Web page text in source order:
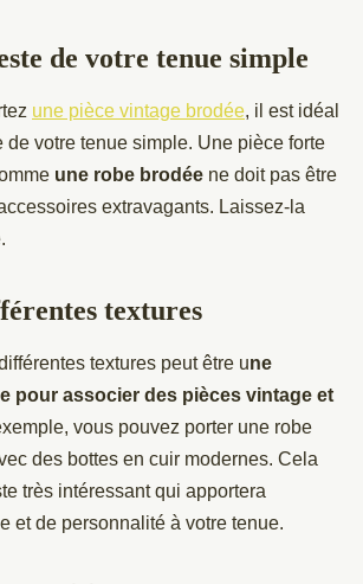
de votre tenue simple
une pièce vintage brodée, il est idéal
de votre tenue simple. Une pièce forte
une robe brodée ne doit pas être
extravagants. Laissez-la
textures
textures peut être une
pour associer des pièces vintage et
vous pouvez porter une robe
des bottes en cuir modernes. Cela
très intéressant qui apportera
et de personnalité à votre tenue.